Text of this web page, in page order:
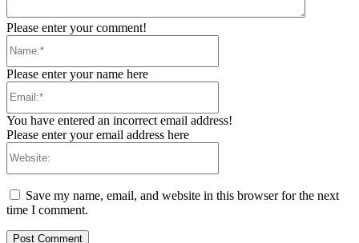
Please enter your comment!
Please enter your name here
You have entered an incorrect email address!
Please enter your email address here
Save my name, email, and website in this browser for the next
time I comment.